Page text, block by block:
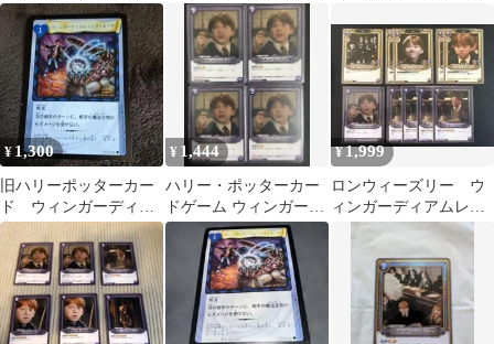
4枚 ハリーポッターカ
ード
ム・レヴィオーサ
¥ 1,300
旧ハリーポッターカー
ド ウィンガーディア
ム・レヴィオーサ プ
ロモカード
¥ 1,444
ハリー・ポッターカー
ドゲーム ウィンガーデ
ィアム・ レヴィオーサ
R 4枚セット
¥1,999
ロンウィーズリー ウ
ィンガーディアムレヴ
ィオーサ 計10枚